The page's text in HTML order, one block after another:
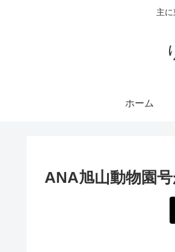
主
ホーム
ANA旭山動物園